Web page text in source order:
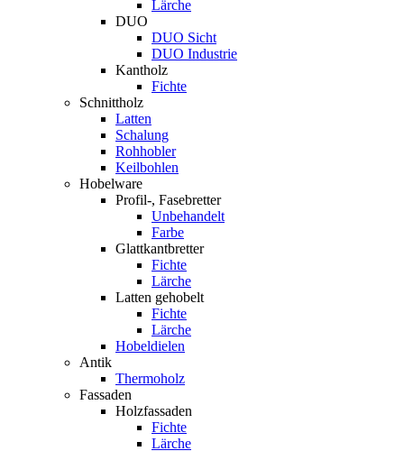
Lärche
DUO
DUO Sicht
DUO Industrie
Kantholz
Fichte
Schnittholz
Latten
Schalung
Rohhobler
Keilbohlen
Hobelware
Profil-, Fasebretter
Unbehandelt
Farbe
Glattkantbretter
Fichte
Lärche
Latten gehobelt
Fichte
Lärche
Hobeldielen
Antik
Thermoholz
Fassaden
Holzfassaden
Fichte
Lärche